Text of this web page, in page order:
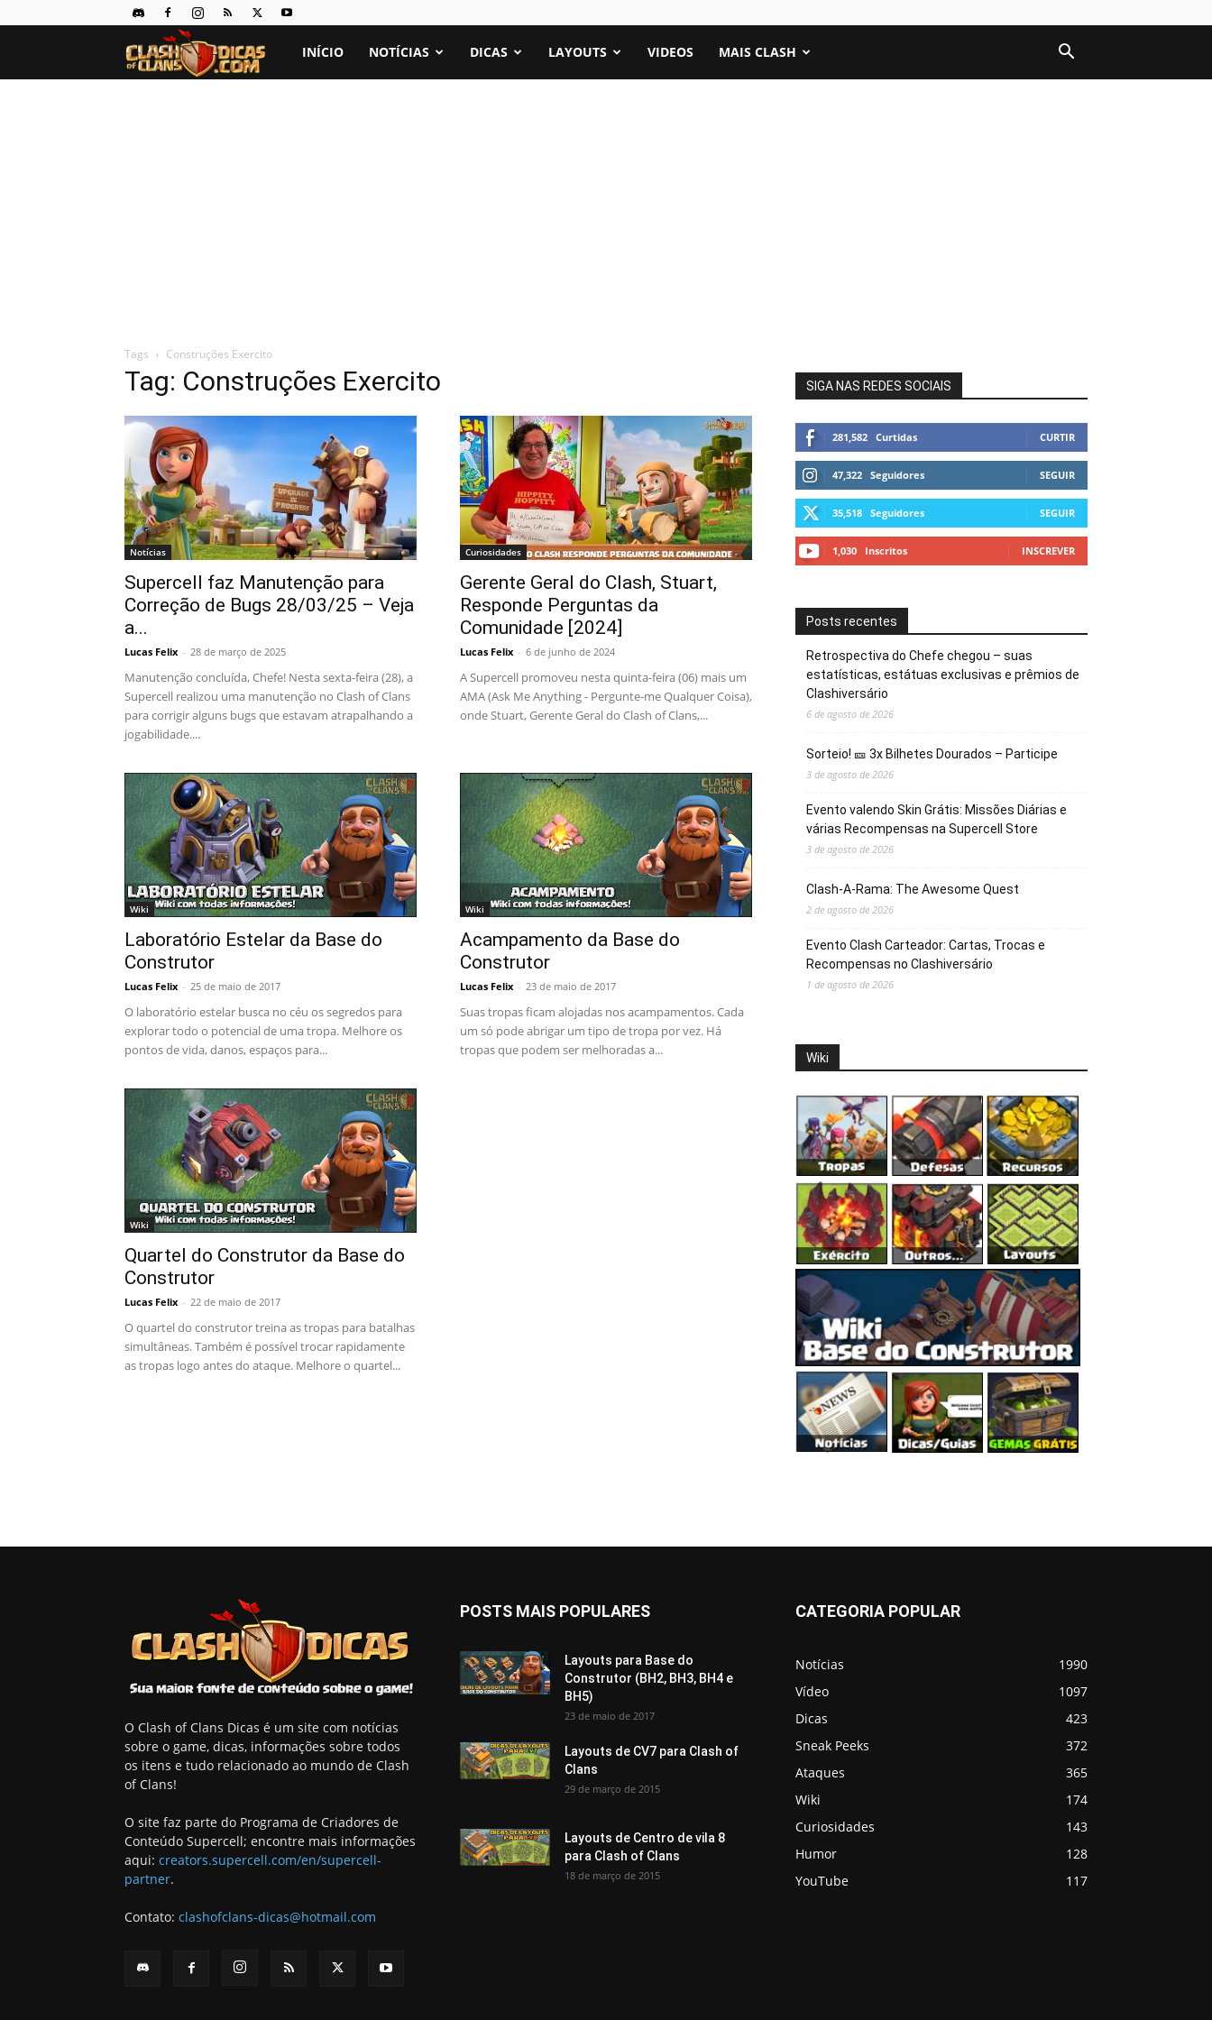
Clash
INÍCIO NOTÍCIAS DICAS LAYOUTS VIDEOS MAIS CLASH
Tags Construções Exercito
Tag: Construções Exercito
Notícias
Supercell faz Manutenção para
Correção de Bugs 28/03/25 – Veja
a...
Lucas Felix - 28 de março de 2025
Manutenção concluída, Chefe! Nesta sexta-feira (28), a
Supercell realizou uma manutenção no Clash of Clans
para corrigir alguns bugs que estavam atrapalhando a
jogabilidade....
Curiosidades
Gerente Geral do Clash, Stuart,
Responde Perguntas da
Comunidade [2024]
Lucas Felix - 6 de junho de 2024
A Supercell promoveu nesta quinta-feira (06) mais um
AMA (Ask Me Anything - Pergunte-me Qualquer Coisa),
onde Stuart, Gerente Geral do Clash of Clans,...
Wiki
Laboratório Estelar da Base do
Construtor
Lucas Felix - 25 de maio de 2017
O laboratório estelar busca no céu os segredos para
explorar todo o potencial de uma tropa. Melhore os
pontos de vida, danos, espaços para...
Wiki
Acampamento da Base do
Construtor
Lucas Felix - 23 de maio de 2017
Suas tropas ficam alojadas nos acampamentos. Cada
um só pode abrigar um tipo de tropa por vez. Há
tropas que podem ser melhoradas a...
Wiki
Quartel do Construtor da Base do
Construtor
Lucas Felix - 22 de maio de 2017
O quartel do construtor treina as tropas para batalhas
simultâneas. Também é possível trocar rapidamente
as tropas logo antes do ataque. Melhore o quartel...
SIGA NAS REDES SOCIAIS
281,582 Curtidas CURTIR
47,322 Seguidores SEGUIR
35,518 Seguidores SEGUIR
1,030 Inscritos INSCREVER
Posts recentes
Retrospectiva do Chefe chegou – suas
estatísticas, estátuas exclusivas e prêmios de
Clashiversário
6 de agosto de 2026
Sorteio! 🎫 3x Bilhetes Dourados – Participe
3 de agosto de 2026
Evento valendo Skin Grátis: Missões Diárias e
várias Recompensas na Supercell Store
3 de agosto de 2026
Clash-A-Rama: The Awesome Quest
2 de agosto de 2026
Evento Clash Carteador: Cartas, Trocas e
Recompensas no Clashiversário
1 de agosto de 2026
Wiki
O Clash of Clans Dicas é um site com notícias
sobre o game, dicas, informações sobre todos
os itens e tudo relacionado ao mundo de Clash
of Clans!
O site faz parte do Programa de Criadores de
Conteúdo Supercell; encontre mais informações
aqui: creators.supercell.com/en/supercell-
partner.
Contato: clashofclans-dicas@hotmail.com
POSTS MAIS POPULARES
Layouts para Base do
Construtor (BH2, BH3, BH4 e
BH5)
23 de maio de 2017
Layouts de CV7 para Clash of
Clans
29 de março de 2015
Layouts de Centro de vila 8
para Clash of Clans
18 de março de 2015
CATEGORIA POPULAR
Notícias
1990
Vídeo
1097
Dicas
423
Sneak Peeks
372
Ataques
365
Wiki
174
Curiosidades
143
Humor
128
YouTube
117